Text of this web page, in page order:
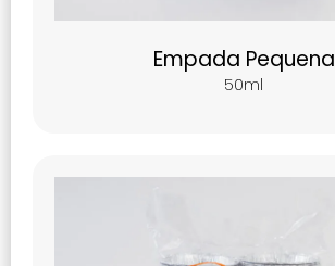
Empada Pequena
50ml